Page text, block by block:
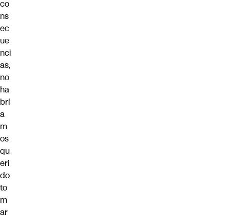
co
ns
ec
ue
nci
as,
no
ha
brí
a
m
os
qu
eri
do
to
m
ar